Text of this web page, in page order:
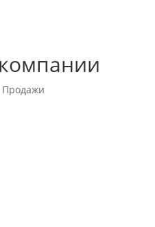
Продажи